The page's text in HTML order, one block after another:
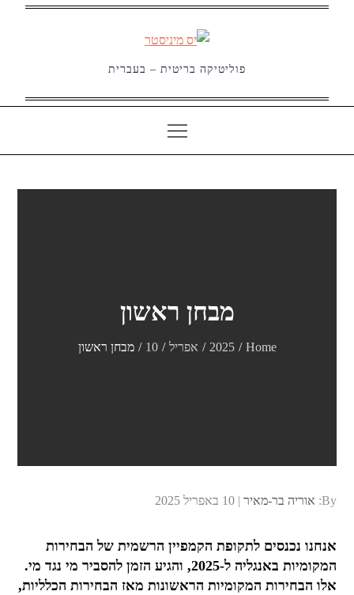
פוליטיקה בריטית – בעברית
מבחן ראשון
Home
2025 אפריל 10 מבחן ראשון
By: אוריה בר-מאיר
Posted
10 באפריל 2025
אנחנו נכנסים לתקופת הקמפיין הרשמית של הבחירות
המקומיות באנגליה ל-2025, והגיע הזמן להסביר מי נגד מי.
אלו הבחירות המקומיות הראשונות מאז הבחירות הכלליות,